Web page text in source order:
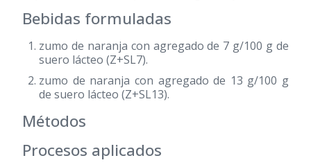
Bebidas formuladas
zumo de naranja con agregado de 7 g/100 g de
suero lácteo (Z+SL7).
zumo de naranja con agregado de 13 g/100 g
de suero lácteo (Z+SL13).
Métodos
Procesos aplicados